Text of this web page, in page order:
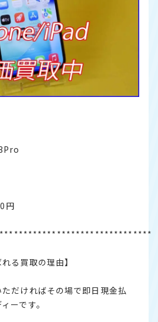
円
る買取の理由】
だければその場で即日現金払
ーです。